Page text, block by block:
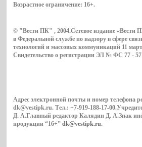
Возрастное ограничение: 16+.
© "Вести ПК" , 2004.Сетевое издание «Вести
в Федеральной службе по надзору в сфере
технологий и массовых коммуникаций 11
Свидетельство о регистрации ЭЛ № ФС 77 -
Адрес электронной почты и номер телефона
dk@vestipk.ru. Тел.: +7-919-188-17-
Д. А.Главный редактор Калядин Д. А.Знак
продукции “16+”dk@vestipk.ru.